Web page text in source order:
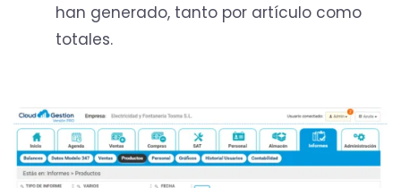
han generado, tanto por artículo como
totales.